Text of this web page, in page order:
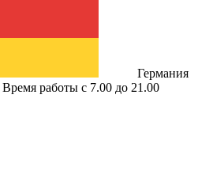
Германия
Время работы с 7.00 до 21.00